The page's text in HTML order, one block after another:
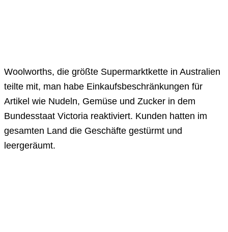
Woolworths, die größte Supermarktkette in Australien
teilte mit, man habe Einkaufsbeschränkungen für
Artikel wie Nudeln, Gemüse und Zucker in dem
Bundesstaat Victoria reaktiviert. Kunden hatten im
gesamten Land die Geschäfte gestürmt und
leergeräumt.